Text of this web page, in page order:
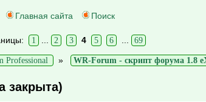
Главная сайта Поиск
1 ... 2 3 4 5 6 ... 69
Professional » WR-Forum - скрипт форума 1.8
закрыта)